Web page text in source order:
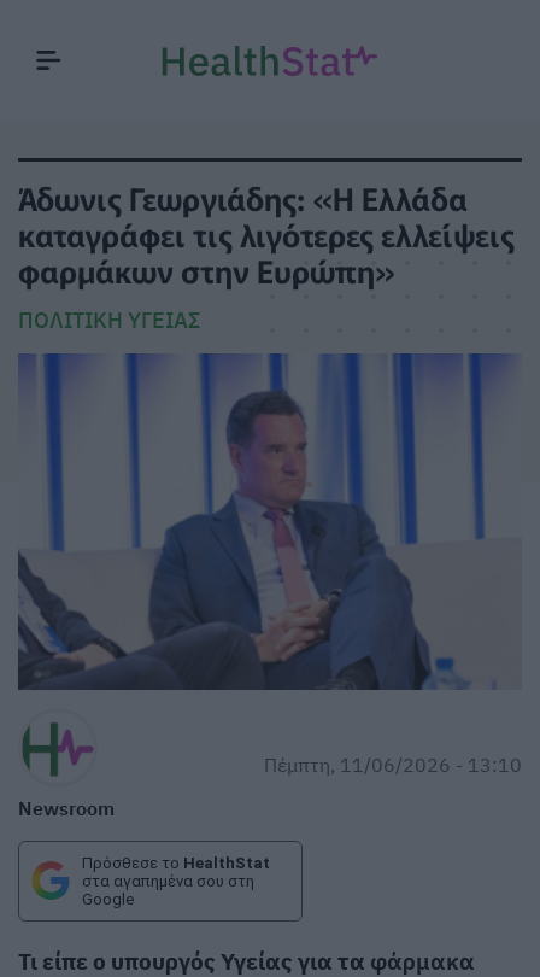
Άδωνις Γεωργιάδης: «Η Ελλάδα
καταγράφει τις λιγότερες ελλείψεις
φαρμάκων στην Ευρώπη»
ΠΟΛΙΤΙΚΉ ΥΓΕΊΑΣ
Newsroom
Πέμπτη, 11/06/2026 - 13:10
Πρόσθεσε το HealthStat
στα αγαπημένα σου στη
Google
Τι είπε ο υπουργός Υγείας για τα φάρμακα